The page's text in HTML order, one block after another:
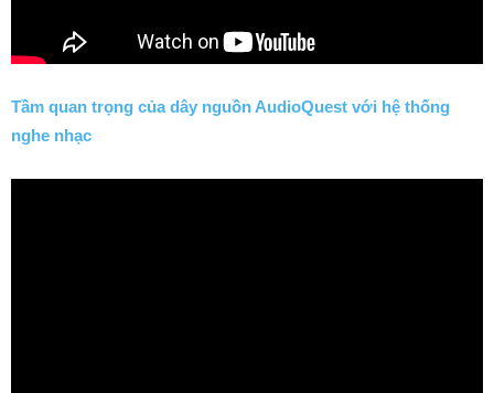
Tầm quan trọng của dây nguồn AudioQuest với hệ thống
nghe nhạc